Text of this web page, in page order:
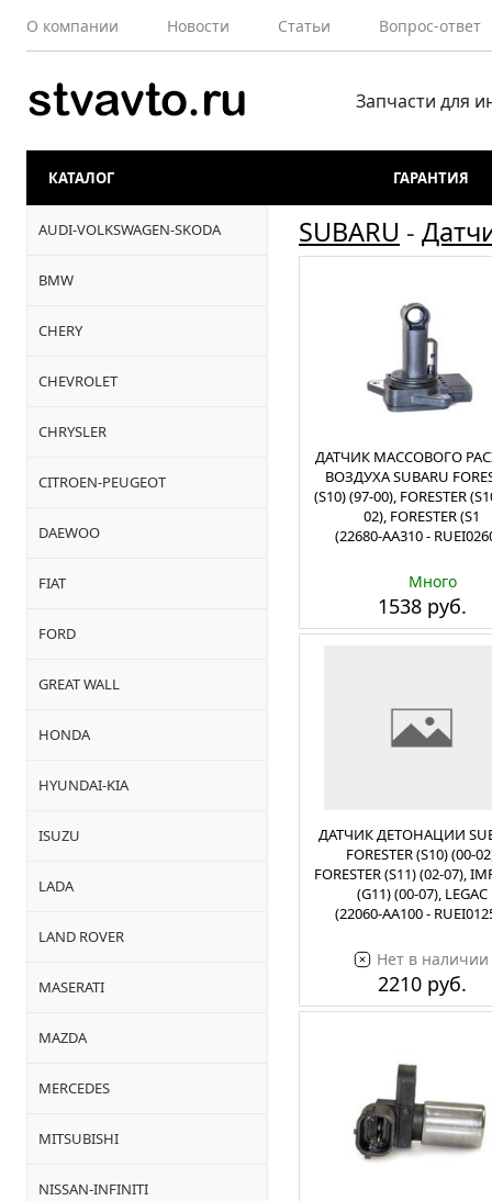
О компании Новости Статьи Вопрос-ответ
Запчасти для
КАТАЛОГ ГАРАНТИЯ
AUDI-VOLKSWAGEN-SKODA
BMW
CHERY
CHEVROLET
CHRYSLER
CITROEN-PEUGEOT
DAEWOO
FIAT
FORD
GREAT WALL
HONDA
HYUNDAI-KIA
ISUZU
LADA
LAND ROVER
MASERATI
MAZDA
MERCEDES
MITSUBISHI
NISSAN-INFINITI
SUBARU -
ДАТЧИК МАССОВОГО
ВОЗДУХА SUBARU
(S10) (97-00), FORESTER
02), FORESTER (S1
(22680-AA310 -
Много
1538 руб.
ДАТЧИК ДЕТОНАЦИИ
FORESTER (S10) (00-
FORESTER (S11) (02-07),
(G11) (00-07), LEGAC
(22060-AA100 -
Нет в наличии
2210 руб.